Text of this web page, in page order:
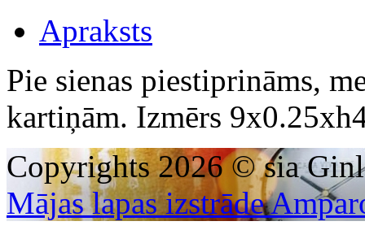
Apraksts
Pie sienas piestiprināms,
kartiņām. Izmērs
Copyrights 2026 © sia
Mājas lapas izstrāde